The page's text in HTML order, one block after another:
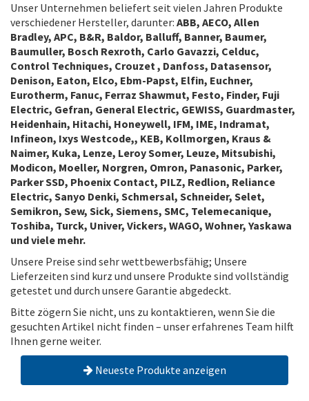
Unser Unternehmen beliefert seit vielen Jahren Produkte
verschiedener Hersteller, darunter: ABB, AECO, Allen
Bradley, APC, B&R, Baldor, Balluff, Banner, Baumer,
Baumuller, Bosch Rexroth, Carlo Gavazzi, Celduc,
Control Techniques, Crouzet , Danfoss, Datasensor,
Denison, Eaton, Elco, Ebm-Papst, Elfin, Euchner,
Eurotherm, Fanuc, Ferraz Shawmut, Festo, Finder, Fuji
Electric, Gefran, General Electric, GEWISS, Guardmaster,
Heidenhain, Hitachi, Honeywell, IFM, IME, Indramat,
Infineon, Ixys Westcode,, KEB, Kollmorgen, Kraus &
Naimer, Kuka, Lenze, Leroy Somer, Leuze, Mitsubishi,
Modicon, Moeller, Norgren, Omron, Panasonic, Parker,
Parker SSD, Phoenix Contact, PILZ, Redlion, Reliance
Electric, Sanyo Denki, Schmersal, Schneider, Selet,
Semikron, Sew, Sick, Siemens, SMC, Telemecanique,
Toshiba, Turck, Univer, Vickers, WAGO, Wohner, Yaskawa
und viele mehr.
Unsere Preise sind sehr wettbewerbsfähig; Unsere
Lieferzeiten sind kurz und unsere Produkte sind vollständig
getestet und durch unsere Garantie abgedeckt.
Bitte zögern Sie nicht, uns zu kontaktieren, wenn Sie die
gesuchten Artikel nicht finden – unser erfahrenes Team hilft
Ihnen gerne weiter.
Neueste Produkte anzeigen